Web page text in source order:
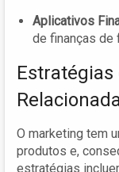
Aplicativos
de finanças
O marketing tem
produtos e,
estratégias